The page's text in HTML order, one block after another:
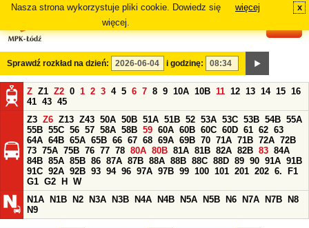
Nasza strona wykorzystuje pliki cookie. Dowiedz się
więcej.
więcej x
Sprawdź rozkład na dzień: i godzinę:
Z Z1 Z2 0 1 2 3 4 5 6 7 8 9 10A 10B 11 12 13 14 15 16
41 43 45
Z3 Z6 Z13 Z43 50A 50B 51A 51B 52 53A 53C 53B 54B 55A
55B 55C 56 57 58A 58B 59 60A 60B 60C 60D 61 62 63
64A 64B 65A 65B 66 67 68 69A 69B 70 71A 71B 72A 72B
73 75A 75B 76 77 78 80A 80B 81A 81B 82A 82B 83 84A
84B 85A 85B 86 87A 87B 88A 88B 88C 88D 89 90 91A 91B
91C 92A 92B 93 94 96 97A 97B 99 100 101 201 202 6.
F1
G1 G2 H
W
N1A
N1B N2 N3A N3B N4A N4B N5A N5B N6 N7A N7B
N8
N9